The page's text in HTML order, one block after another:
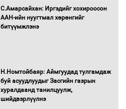
С.Амарсайхан: Иргэдийг хохироосон
ААН-ийн нуугтмал хөрөнгийг
битүүмжлэнэ
Н.Номтойбаяр: Аймгуудад тулгамдаж
буй асуудлуудыг Засгийн газрын
хуралдаанд танилцуулж,
шийдвэрлүүлнэ